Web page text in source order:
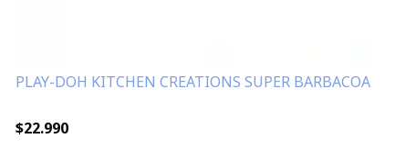
PLAY-DOH KITCHEN CREATIONS SUPER BARBACOA
$22.990